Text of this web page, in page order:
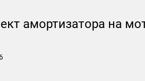
амортизатора на